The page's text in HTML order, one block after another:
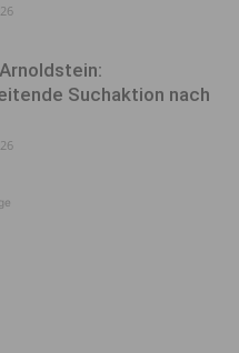
Suchaktion nach